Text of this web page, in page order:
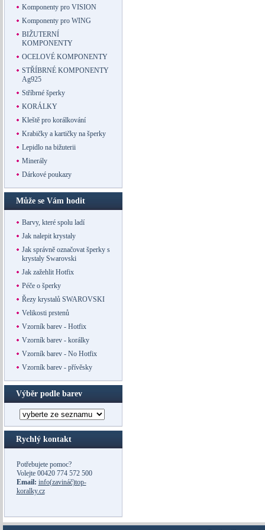
Komponenty pro VISION
Komponenty pro WING
BIŽUTERNÍ
KOMPONENTY
OCELOVÉ KOMPONENTY
STŘÍBRNÉ KOMPONENTY
Ag925
Stříbrné šperky
KORÁLKY
Kleště pro korálkování
Krabičky a kartičky na šperky
Lepidlo na bižuterii
Minerály
Dárkové poukazy
Může se Vám hodit
Barvy, které spolu ladí
Jak nalepit krystaly
Jak správně označovat šperky s
krystaly Swarovski
Jak zažehlit Hotfix
Péče o šperky
Řezy krystalů SWAROVSKI
Velikosti prstenů
Vzorník barev - Hotfix
Vzorník barev - korálky
Vzorník barev - No Hotfix
Vzorník barev - přívěsky
Výběr podle barev
Rychlý kontakt
Potřebujete pomoc?
Volejte 00420 774 572 500
Email: info(zavináč)top-
koralky.cz